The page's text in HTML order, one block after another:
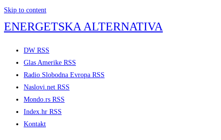
Skip to content
ENERGETSKA ALTERNATIVA
DW RSS
Glas Amerike RSS
Radio Slobodna Evropa RSS
Naslovi.net RSS
Mondo.rs RSS
Index.hr RSS
Kontakt